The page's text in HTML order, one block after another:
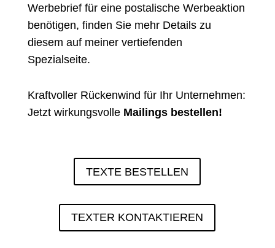
Werbebrief für eine postalische Werbeaktion
benötigen, finden Sie mehr Details zu
diesem auf meiner vertiefenden
Spezialseite.
Kraftvoller Rückenwind für Ihr Unternehmen:
Jetzt wirkungsvolle Mailings bestellen!
TEXTE BESTELLEN
TEXTER KONTAKTIEREN